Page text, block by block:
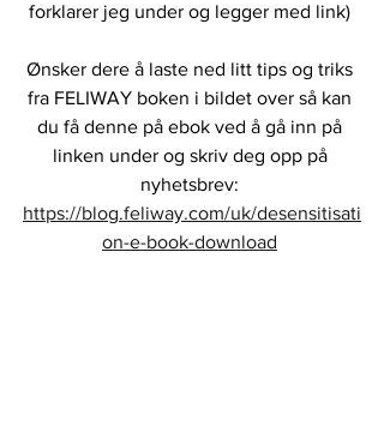
forklarer jeg under og legger med link)
Ønsker dere å laste ned litt tips og triks
fra FELIWAY boken i bildet over så kan
du få denne på ebok ved å gå inn på
linken under og skriv deg opp på
nyhetsbrev:
https://blog.feliway.com/uk/desensitisati
on-e-book-download